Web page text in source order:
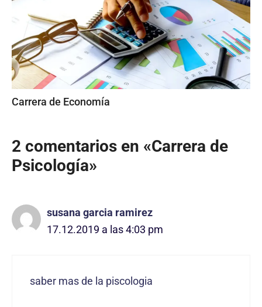
Carrera de Economía
2 comentarios en «Carrera de
Psicología»
susana garcia ramirez
17.12.2019 a las 4:03 pm
saber mas de la piscologia